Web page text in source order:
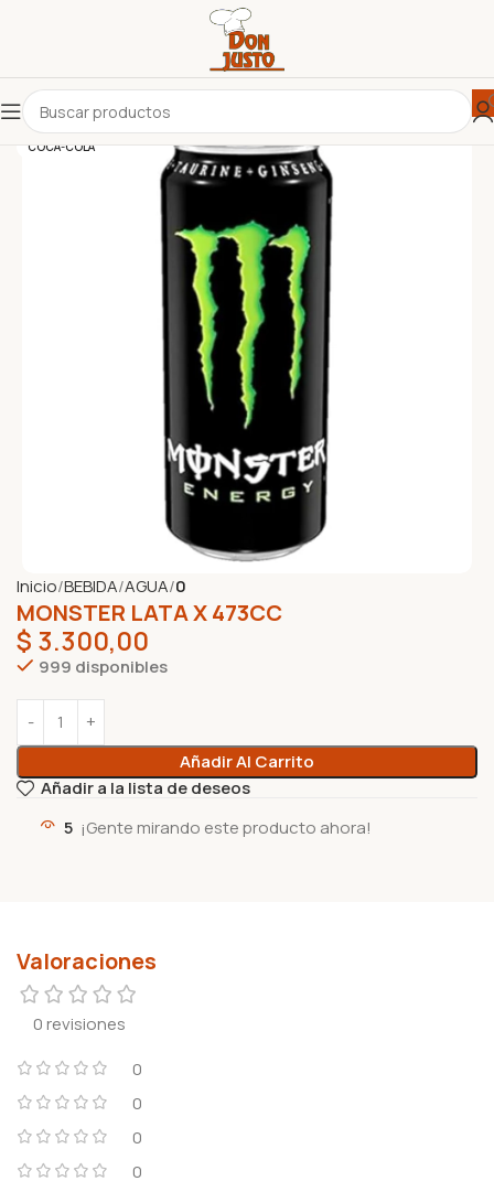
COCA-COLA
Inicio BEBIDA AGUA 0
MONSTER LATA X 473CC
$ 3.300,00
999 disponibles
Añadir Al Carrito
Añadir a la lista de deseos
5 ¡Gente mirando este producto ahora!
Valoraciones
0 revisiones
0
0
0
0